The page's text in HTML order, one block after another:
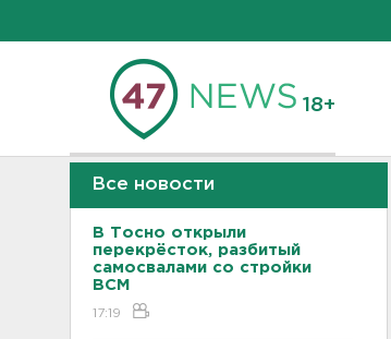
18+
Все новости
В Тосно открыли
перекрёсток, разбитый
самосвалами со стройки
ВСМ
17:19